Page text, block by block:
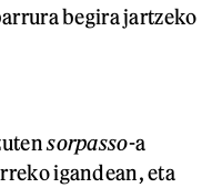
begira jartzeko
sorpasso-a
igandean, eta